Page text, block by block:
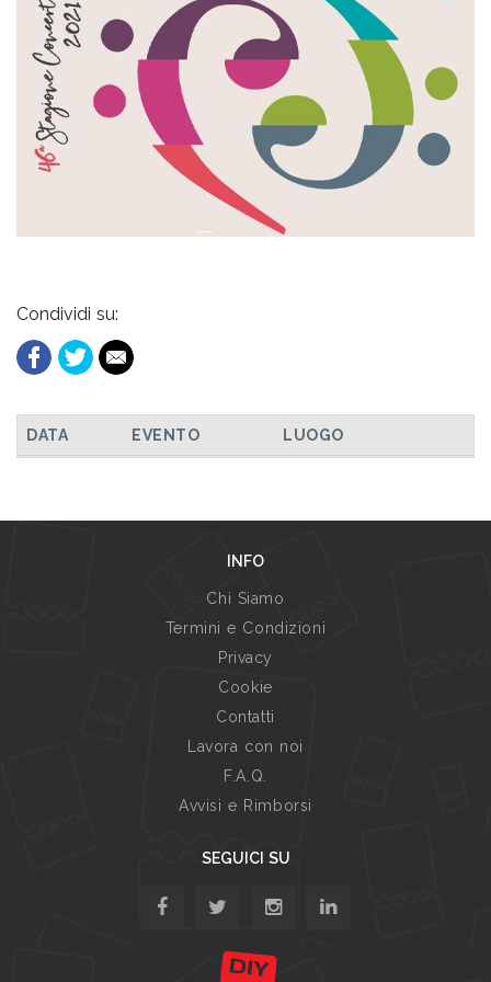
Condividi su:
DATA EVENTO LUOGO
INFO
Chi Siamo
Termini e Condizioni
Privacy
Cookie
Contatti
Lavora con noi
F.A.Q.
Avvisi e Rimborsi
SEGUICI SU